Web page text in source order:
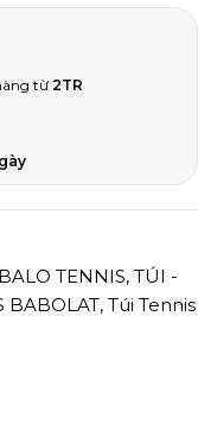
từ 2TR
TENNIS, TÚI -
BABOLAT, Túi Tennis